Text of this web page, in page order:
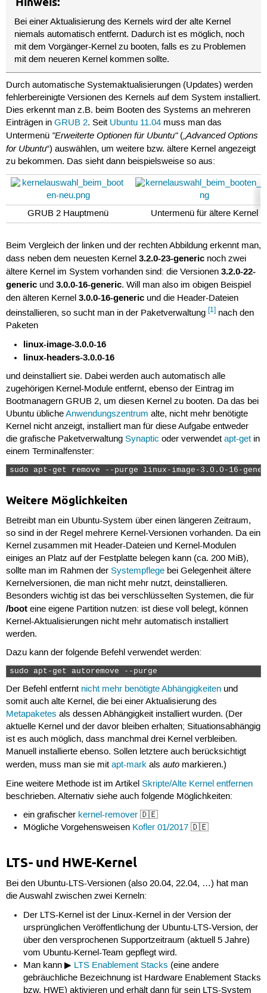
Bei einer Aktualisierung des Kernels wird der alte Kernel
niemals automatisch entfernt. Dadurch ist es möglich, noch
mit dem Vorgänger-Kernel zu booten, falls es zu Problemen
mit dem neueren Kernel kommen sollte.
Durch automatische Systemaktualisierungen (Updates) werden
fehlerbereinigte Versionen des Kernels auf dem System installiert.
Dies erkennt man z.B. beim Booten des Systems an mehreren
Einträgen in GRUB 2. Seit Ubuntu 11.04muss man das
Untermenü "Erweiterte Optionen für Ubuntu"(„Advanced Options
for Ubuntu“) auswählen, um weitere bzw. ältere Kernel angezeigt
zu bekommen. Das sieht dann beispielsweise so aus:
GRUB 2 Hauptmenü Untermenü für ältere Kernel
Beim Vergleich der linken und der rechten Abbildung erkennt man,
dass neben dem neuesten Kernel 3.2.0-23-genericnoch zwei
ältere Kernel im System vorhanden sind: die Versionen 3.2.0-22-
genericund 3.0.0-16-generic. Will man also im obigen Beispiel
den älteren Kernel 3.0.0-16-genericund die Header-Dateien
deinstallieren, so sucht man in der Paketverwaltung [1]nach den
Paketen
linux-image-3.0.0-16
linux-headers-3.0.0-16
und deinstalliert sie. Dabei werden auch automatisch alle
zugehörigen Kernel-Module entfernt, ebenso der Eintrag im
Bootmanagern GRUB 2, um diesen Kernel zu booten. Da das bei
Ubuntu üblicheAnwendungszentrum alte, nicht mehr benötigte
Kernel nicht anzeigt, installiert man für diese Aufgabe entweder
die grafische Paketverwaltung Synaptic oder verwendet apt-getin
einem Terminalfenster:
sudo apt-get remove --purge linux-image-3.0.0-16-
Weitere Möglichkeiten
Betreibt man ein Ubuntu-System über einen längeren Zeitraum,
so sind in der Regel mehrere Kernel-Versionen vorhanden. Da ein
Kernel zusammen mit Header-Dateien und Kernel-Modulen
einiges an Platz auf der Festplatte belegen kann (ca. 200 MiB),
sollte man im Rahmen der Systempflegebei Gelegenheit ältere
Kernelversionen, die man nicht mehr nutzt, deinstallieren.
Besonders wichtig ist das bei verschlüsselten Systemen, die für
/booteine eigene Partition nutzen: ist diese voll belegt, können
Kernel-Aktualisierungen nicht mehr automatisch installiert
werden.
Dazu kann der folgende Befehl verwendet werden:
sudo apt-get autoremove --purge
Der Befehl entfernt nicht mehr benötigte Abhängigkeitenund
somit auch alte Kernel, die bei einer Aktualisierung des
Metapaketes als dessen Abhängigkeit installiert wurden. (Der
aktuelle Kernel und der davor bleiben erhalten; Situationsabhängig
ist es auch möglich, dass manchmal drei Kernel verbleiben.
Manuell installierte ebenso. Sollen letztere auch berücksichtigt
werden, muss man sie mit apt-markals automarkieren.)
Eine weitere Methode ist im Artikel Skripte/Alte Kernel entfernen
beschrieben. Alternativ siehe auch folgende Möglichkeiten:
ein grafischer kernel-remover 🇩🇪
Mögliche Vorgehensweisen Kofler 01/2017 🇩🇪
LTS- und HWE-Kernel
Bei den Ubuntu-LTS-Versionen (also 20.04, 22.04, …) hat man
die Auswahl zwischen zwei Kerneln:
Der LTS-Kernel ist der Linux-Kernel in der Version der
ursprünglichen Veröffentlichung der Ubuntu-LTS-Version, der
über den versprochenen Supportzeitraum (aktuell 5 Jahre)
vom Ubuntu-Kernel-Team gepflegt wird.
Man kann ▶ LTS Enablement Stacks (eine andere
gebräuchliche Bezeichnung ist Hardware Enablement Stacks
bzw. HWE) aktivieren und erhält dann für sein LTS-System